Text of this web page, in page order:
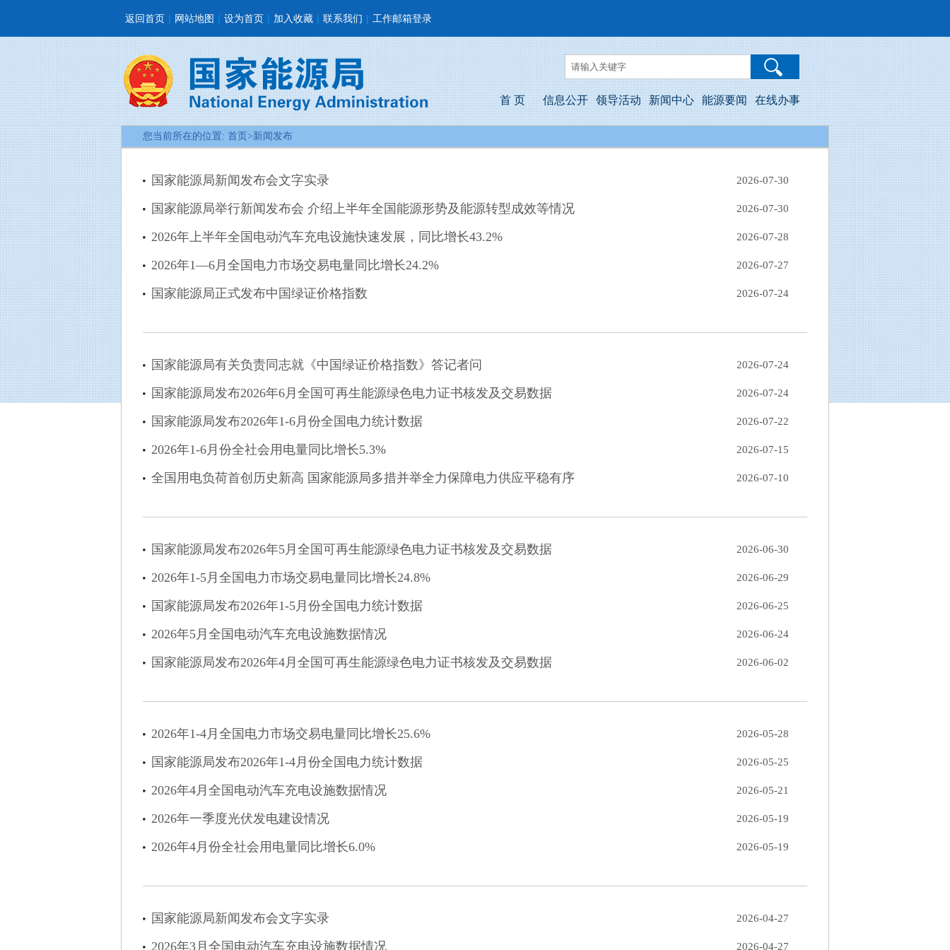
返回首页 | 网站地图 | 设为首页 | 加入收藏 | 联系我们 | 工作邮箱登录
首 页 信息公开 领导活动 新闻中心 能源要闻 在线办事
您当前所在的位置: 首页 >新闻发布
国家能源局新闻发布会文字实录 2026-07-30
国家能源局举行新闻发布会 介绍上半年全国能源形势及能源转型成效等情况 2026-07-30
2026年上半年全国电动汽车充电设施快速发展，同比增长43.2% 2026-07-28
2026年1—6月全国电力市场交易电量同比增长24.2% 2026-07-27
国家能源局正式发布中国绿证价格指数 2026-07-24
国家能源局有关负责同志就《中国绿证价格指数》答记者问 2026-07-24
国家能源局发布2026年6月全国可再生能源绿色电力证书核发及交易数据 2026-07-24
国家能源局发布2026年1-6月份全国电力统计数据 2026-07-22
2026年1-6月份全社会用电量同比增长5.3% 2026-07-15
全国用电负荷首创历史新高 国家能源局多措并举全力保障电力供应平稳有序 2026-07-10
国家能源局发布2026年5月全国可再生能源绿色电力证书核发及交易数据 2026-06-30
2026年1-5月全国电力市场交易电量同比增长24.8% 2026-06-29
国家能源局发布2026年1-5月份全国电力统计数据 2026-06-25
2026年5月全国电动汽车充电设施数据情况 2026-06-24
国家能源局发布2026年4月全国可再生能源绿色电力证书核发及交易数据 2026-06-02
2026年1-4月全国电力市场交易电量同比增长25.6% 2026-05-28
国家能源局发布2026年1-4月份全国电力统计数据 2026-05-25
2026年4月全国电动汽车充电设施数据情况 2026-05-21
2026年一季度光伏发电建设情况 2026-05-19
2026年4月份全社会用电量同比增长6.0% 2026-05-19
国家能源局新闻发布会文字实录 2026-04-27
2026年3月全国电动汽车充电设施数据情况 2026-04-27